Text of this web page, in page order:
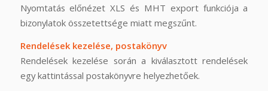
Nyomtatás előnézet XLS és MHT export funkciója a
bizonylatok összetettsége miatt megszűnt.
Rendelések kezelése, postakönyv
Rendelések kezelése során a kiválasztott rendelések
egy kattintással postakönyvre helyezhetőek.